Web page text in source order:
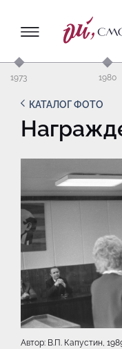
1973 1980
КАТАЛОГ ФОТО
Автор: В.П. Капустин,